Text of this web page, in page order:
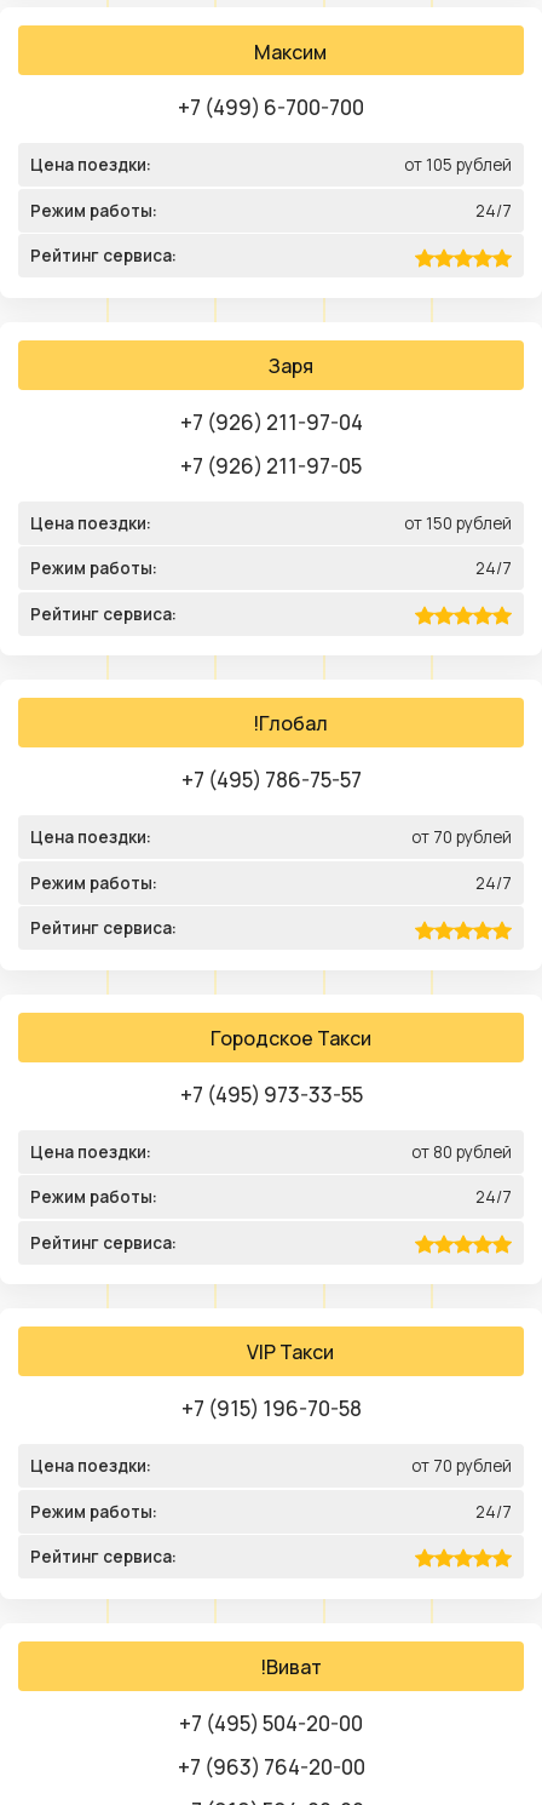
Максим
+7 (499) 6-700-700
Цена поездки: от 105 рублей
Режим работы: 24/7
Рейтинг сервиса:
Заря
+7 (926) 211-97-04
+7 (926) 211-97-05
Цена поездки: от 150 рублей
Режим работы: 24/7
Рейтинг сервиса:
!Глобал
+7 (495) 786-75-57
Цена поездки: от 70 рублей
Режим работы: 24/7
Рейтинг сервиса:
Городское Такси
+7 (495) 973-33-55
Цена поездки: от 80 рублей
Режим работы: 24/7
Рейтинг сервиса:
VIP Такси
+7 (915) 196-70-58
Цена поездки: от 70 рублей
Режим работы: 24/7
Рейтинг сервиса:
!Виват
+7 (495) 504-20-00
+7 (963) 764-20-00